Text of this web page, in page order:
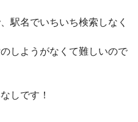
駅名でいちいち検索しなく
しようがなくて難しいので
しです！